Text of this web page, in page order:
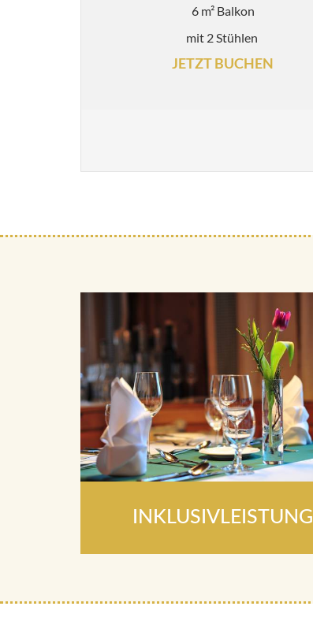
6 m² Balkon
mit 2 Stühlen
JETZT BUCHEN
INKLUSIVLEISTUNG